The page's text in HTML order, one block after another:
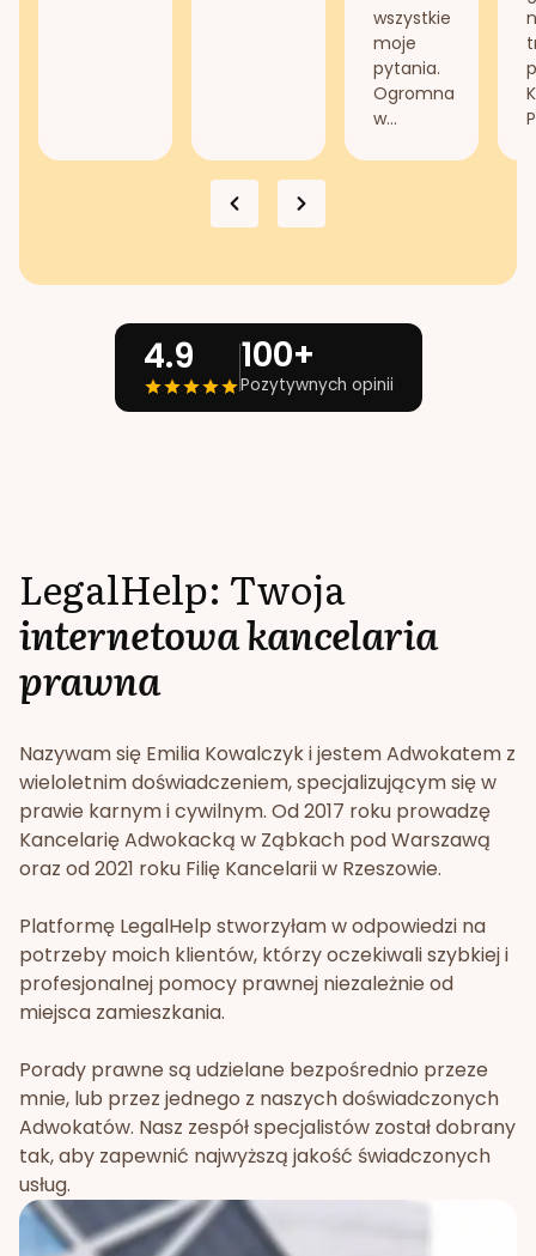
wszystkie
moje
pytania.
Ogromna
w...
4.9 100+
Pozytywnych opinii
LegalHelp: Twoja
internetowa kancelaria
prawna
Nazywam się Emilia Kowalczyk i jestem Adwokatem z
wieloletnim doświadczeniem, specjalizującym się w
prawie karnym i cywilnym. Od 2017 roku prowadzę
Kancelarię Adwokacką w Ząbkach pod Warszawą
oraz od 2021 roku Filię Kancelarii w Rzeszowie.
Platformę LegalHelp stworzyłam w odpowiedzi na
potrzeby moich klientów, którzy oczekiwali szybkiej i
profesjonalnej pomocy prawnej niezależnie od
miejsca zamieszkania.
Porady prawne są udzielane bezpośrednio przeze
mnie, lub przez jednego z naszych doświadczonych
Adwokatów. Nasz zespół specjalistów został dobrany
tak, aby zapewnić najwyższą jakość świadczonych
usług.